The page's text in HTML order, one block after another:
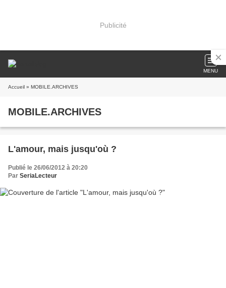
Publicité
MENU
Accueil » MOBILE.ARCHIVES
MOBILE.ARCHIVES
L'amour, mais jusqu'où ?
Publié le 26/06/2012 à 20:20
Par SeriaLecteur